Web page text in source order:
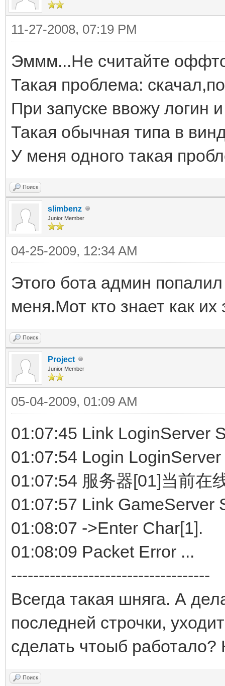
11-27-2008, 07:19 PM
Эммм...Не считайте
Такая проблема:
При запуске ввожу логин
Такая обычная типа в
У меня одного такая
Поиск
slimbenz
Junior Member
04-25-2009, 12:34 AM
Этого бота админ
меня.Мот кто знает как
Поиск
Project
Junior Member
05-04-2009, 01:09 AM
01:07:45 Link LoginServer
01:07:54 Login
01:07:54 服务器[01]当前在
01:07:57 Link GameServer
01:08:07 ->Enter Char[1].
01:08:09 Packet Error ...
------------------------------------
Всегда такая шняга. А
последней строчки,
сделать чтоыб
Поиск